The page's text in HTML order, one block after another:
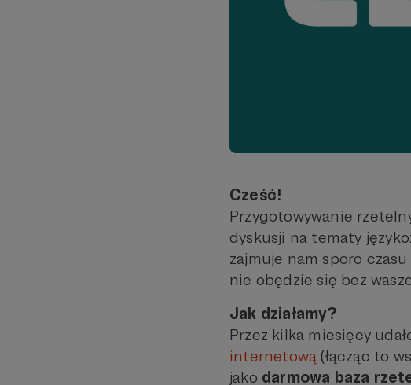
Cześć!
Przygotowywanie
dyskusji na tematy
zajmuje nam sporo
nie obędzie się bez
Jak działamy?
Przez kilka miesięcy
internetową (łącząc to
jako darmowa baza